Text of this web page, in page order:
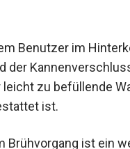
Benutzer im
der
zu befüllende
ist.
Brühvorgang ist ein